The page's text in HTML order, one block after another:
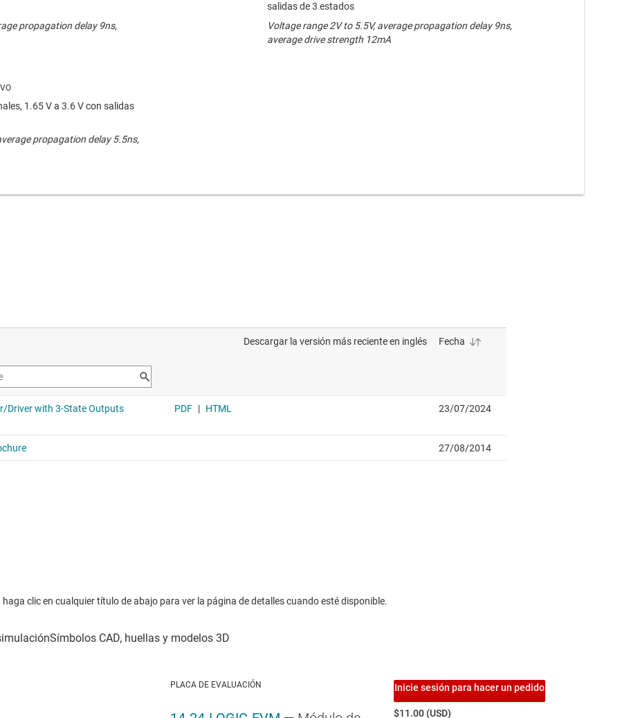
propagation delay 9ns,
salidas de 3 estados
Voltage range 2V to 5.5V, average propagation delay 9ns,
average drive strength 12mA
1.65 V a 3.6 V con salidas
propagation delay 5.5ns,
clic en cualquier título de abajo para ver la página de detalles cuando esté disponible.
PLACA DE EVALUACIÓN Inicie sesión para hacer un pedido
$11.00 (USD)